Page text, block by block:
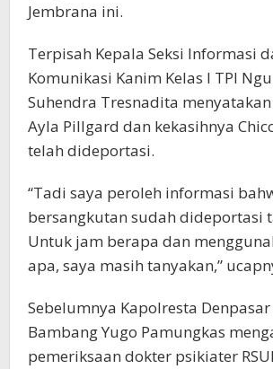
Jembrana ini.
Terpisah Kepala Seksi Informasi
Komunikasi Kanim Kelas I TPI
Suhendra Tresnadita
Ayla Pillgard dan kekasihnya
telah dideportasi.
“Tadi saya peroleh informasi
bersangkutan sudah dideportasi
Untuk jam berapa dan
apa, saya masih tanyakan,”
Sebelumnya Kapolresta Denpasar
Bambang Yugo Pamungkas
pemeriksaan dokter psikiater